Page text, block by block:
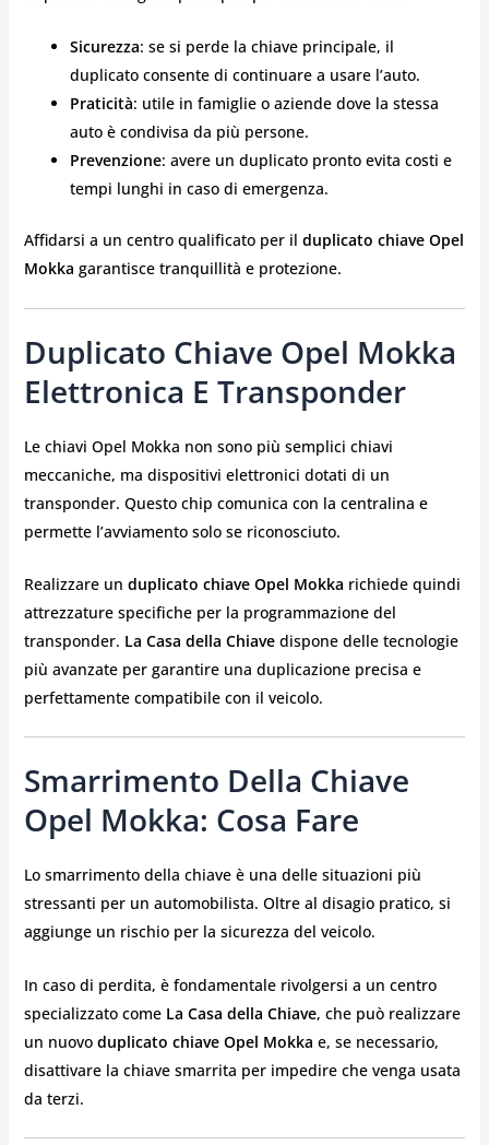
Sicurezza: se si perde la chiave principale, il
duplicato consente di continuare a usare l’auto.
Praticità: utile in famiglie o aziende dove la stessa
auto è condivisa da più persone.
Prevenzione: avere un duplicato pronto evita costi e
tempi lunghi in caso di emergenza.
Affidarsi a un centro qualificato per il duplicato chiave Opel
Mokka garantisce tranquillità e protezione.
Duplicato Chiave Opel Mokka
Elettronica E Transponder
Le chiavi Opel Mokka non sono più semplici chiavi
meccaniche, ma dispositivi elettronici dotati di un
transponder. Questo chip comunica con la centralina e
permette l’avviamento solo se riconosciuto.
Realizzare un duplicato chiave Opel Mokka richiede quindi
attrezzature specifiche per la programmazione del
transponder. La Casa della Chiavedispone delle tecnologie
più avanzate per garantire una duplicazione precisa e
perfettamente compatibile con il veicolo.
Smarrimento Della Chiave
Opel Mokka: Cosa Fare
Lo smarrimento della chiave è una delle situazioni più
stressanti per un automobilista. Oltre al disagio pratico, si
aggiunge un rischio per la sicurezza del veicolo.
In caso di perdita, è fondamentale rivolgersi a un centro
specializzato come La Casa della Chiave, che può realizzare
un nuovo duplicato chiave Opel Mokka e, se necessario,
disattivare la chiave smarrita per impedire che venga usata
da terzi.